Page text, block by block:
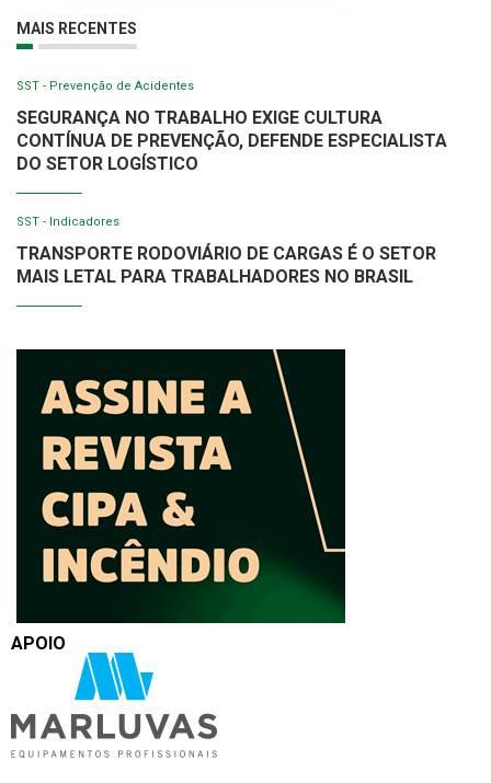
MAIS RECENTES
SST - Prevenção de Acidentes
SEGURANÇA NO TRABALHO EXIGE CULTURA
CONTÍNUA DE PREVENÇÃO, DEFENDE ESPECIALISTA
DO SETOR LOGÍSTICO
SST - Indicadores
TRANSPORTE RODOVIÁRIO DE CARGAS É O SETOR
MAIS LETAL PARA TRABALHADORES NO BRASIL
APOIO